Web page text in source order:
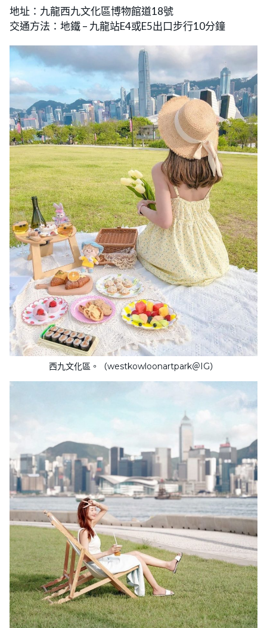
地址：九龍西九文化區博物館道18號
交通方法：地鐵 – 九龍站E4或E5出口步行10分鐘
西九文化區。（westkowloonartpark＠IG）